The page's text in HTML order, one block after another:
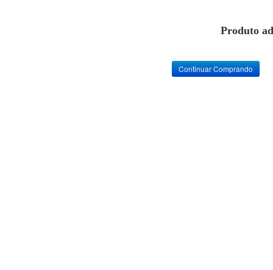
Produto
Continuar Comprando